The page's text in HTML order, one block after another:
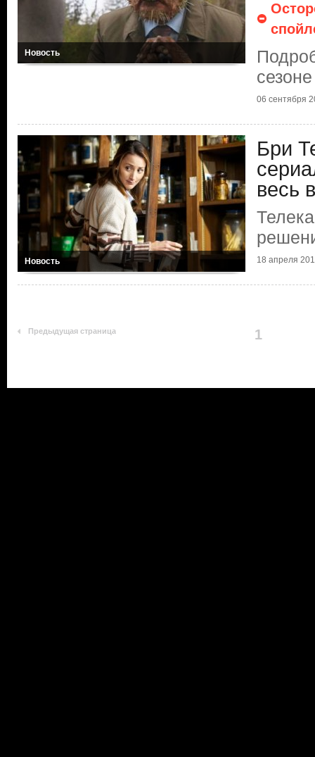
Новость
06 сентября
Новость
Бри
весь
18 апреля
Предыдущая страница 1